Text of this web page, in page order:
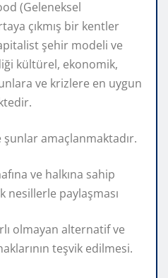
(Geleneksel
çıkmış bir kentler
şehir modeli ve
kültürel, ekonomik,
ve krizlere en uygun
amaçlanmaktadır.
ve halkına sahip
nesillerle paylaşması
olmayan alternatif ve
teşvik edilmesi.